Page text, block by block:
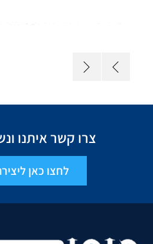
צרו קשר איתנו
לחצו כאן